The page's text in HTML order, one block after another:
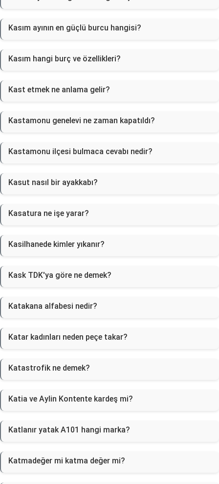
Kasım ayının en güçlü burcu hangisi?
Kasım hangi burç ve özellikleri?
Kast etmek ne anlama gelir?
Kastamonu genelevi ne zaman kapatıldı?
Kastamonu ilçesi bulmaca cevabı nedir?
Kasut nasıl bir ayakkabı?
Kasatura ne işe yarar?
Kasilhanede kimler yıkanır?
Kask TDK'ya göre ne demek?
Katakana alfabesi nedir?
Katar kadınları neden peçe takar?
Katastrofik ne demek?
Katia ve Aylin Kontente kardeş mi?
Katlanır yatak A101 hangi marka?
Katmadeğer mi katma değer mi?